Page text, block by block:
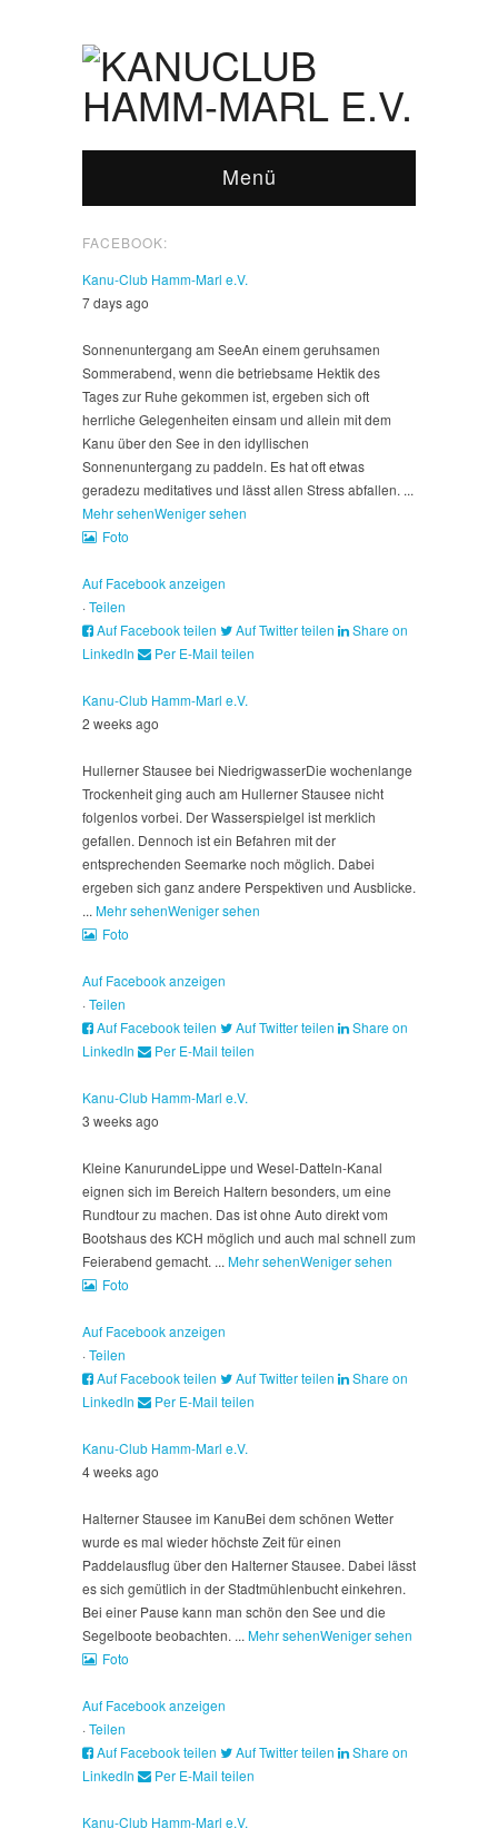
Menü
FACEBOOK:
Kanu-Club Hamm-Marl e.V.
7 days ago
Sonnenuntergang am SeeAn einem geruhsamen
Sommerabend, wenn die betriebsame Hektik des
Tages zur Ruhe gekommen ist, ergeben sich oft
herrliche Gelegenheiten einsam und allein mit dem
Kanu über den See in den idyllischen
Sonnenuntergang zu paddeln. Es hat oft etwas
geradezu meditatives und lässt allen Stress abfallen. ...
Mehr sehenWeniger sehen
Foto
Auf Facebook anzeigen
·Teilen
Auf Facebook teilen
Auf Twitter teilen
Share on
LinkedIn
Per E-Mail teilen
Kanu-Club Hamm-Marl e.V.
2 weeks ago
Hullerner Stausee bei NiedrigwasserDie wochenlange
Trockenheit ging auch am Hullerner Stausee nicht
folgenlos vorbei. Der Wasserspielgel ist merklich
gefallen. Dennoch ist ein Befahren mit der
entsprechenden Seemarke noch möglich. Dabei
ergeben sich ganz andere Perspektiven und Ausblicke.
... Mehr sehenWeniger sehen
Foto
Auf Facebook anzeigen
·Teilen
Auf Facebook teilen
Auf Twitter teilen
Share on
LinkedIn
Per E-Mail teilen
Kanu-Club Hamm-Marl e.V.
3 weeks ago
Kleine KanurundeLippe und Wesel-Datteln-Kanal
eignen sich im Bereich Haltern besonders, um eine
Rundtour zu machen. Das ist ohne Auto direkt vom
Bootshaus des KCH möglich und auch mal schnell zum
Feierabend gemacht. ... Mehr sehenWeniger sehen
Foto
Auf Facebook anzeigen
·Teilen
Auf Facebook teilen
Auf Twitter teilen
Share on
LinkedIn
Per E-Mail teilen
Kanu-Club Hamm-Marl e.V.
4 weeks ago
Halterner Stausee im KanuBei dem schönen Wetter
wurde es mal wieder höchste Zeit für einen
Paddelausflug über den Halterner Stausee. Dabei lässt
es sich gemütlich in der Stadtmühlenbucht einkehren.
Bei einer Pause kann man schön den See und die
Segelboote beobachten. ... Mehr sehenWeniger sehen
Foto
Auf Facebook anzeigen
·Teilen
Auf Facebook teilen
Auf Twitter teilen
Share on
LinkedIn
Per E-Mail teilen
Kanu-Club Hamm-Marl e.V.